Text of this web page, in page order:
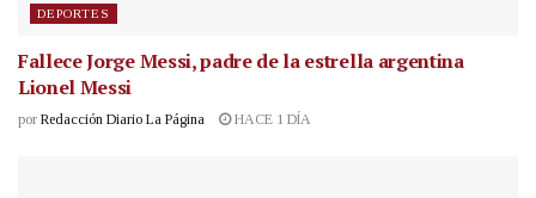
DEPORTES
Fallece Jorge Messi, padre de la estrella argentina
Lionel Messi
por Redacción Diario La Página HACE 1 DÍA